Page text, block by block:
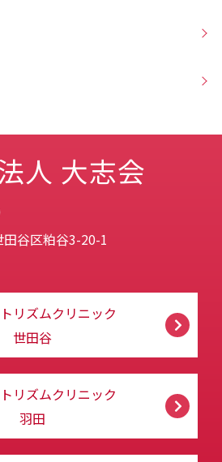
人 大志会
谷区粕谷3-20-1
リズムクリニック
世田谷
リズムクリニック
羽田